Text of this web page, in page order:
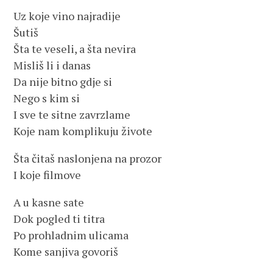
Uz koje vino najradije
Šutiš
Šta te veseli, a šta nevira
Misliš li i danas
Da nije bitno gdje si
Nego s kim si
I sve te sitne zavrzlame
Koje nam komplikuju živote
Šta čitaš naslonjena na prozor
I koje filmove
A u kasne sate
Dok pogled ti titra
Po prohladnim ulicama
Kome sanjiva govoriš